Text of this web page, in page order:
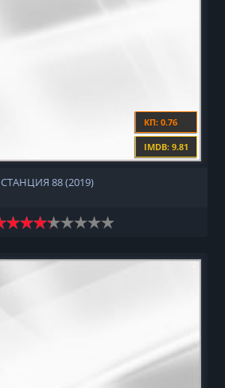
КП: 0.76
IMDB: 9.81
СТАНЦИЯ 88 (2019)